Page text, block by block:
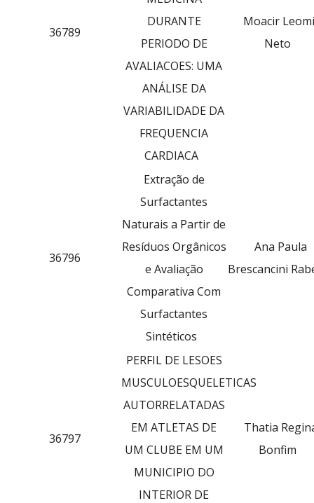
36789
DURANTE
PERIODO DE
AVALIACOES: UMA
ANÁLISE DA
VARIABILIDADE DA
FREQUENCIA
CARDIACA
Moacir
Neto
36796
Extração de
Surfactantes
Naturais a Partir de
Resíduos Orgânicos
e Avaliação
Comparativa Com
Surfactantes
Sintéticos
Ana Paula
Brescancini
36797
PERFIL DE LESOES
MUSCULOESQUELETICAS
AUTORRELATADAS
EM ATLETAS DE
UM CLUBE EM UM
MUNICIPIO DO
INTERIOR DE
Thatia
Bonfim